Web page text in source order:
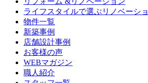
ライフスタイルで選ぶリノベーシ
物件一覧
新築事例
店舗設計事例
お客様の声
WEBマガジン
職人紹介